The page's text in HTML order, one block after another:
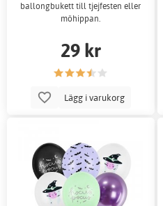
ballongbukett till tjejfesten eller
möhippan.
29 kr
Lägg i varukorg